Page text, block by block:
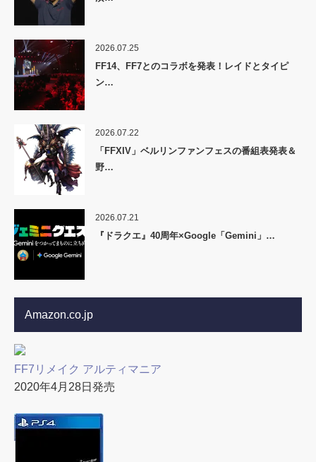
2026.07.25
FF14、FF7とのコラボを発表！レイドとタイピ
ン…
2026.07.22
「FFXIV」ベルリンファンフェスの番組表発表＆
野…
2026.07.21
『ドラクエ』40周年×Google「Gemini」…
Amazon.co.jp
FF7リメイク アルティマニア
2020年4月28日発売